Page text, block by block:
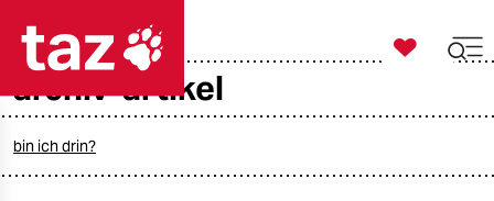

taz zahl ich
archiv-artikel
bin ich drin?